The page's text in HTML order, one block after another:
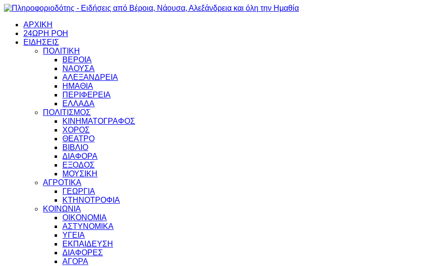
ΑΡΧΙΚΗ
24ΩΡΗ ΡΟΗ
ΕΙΔΗΣΕΙΣ
ΠΟΛΙΤΙΚΗ
ΒΕΡΟΙΑ
ΝΑΟΥΣΑ
ΑΛΕΞΑΝΔΡΕΙΑ
ΗΜΑΘΙΑ
ΠΕΡΙΦΕΡΕΙΑ
ΕΛΛΑΔΑ
ΠΟΛΙΤΙΣΜΟΣ
ΚΙΝΗΜΑΤΟΓΡΑΦΟΣ
ΧΟΡΟΣ
ΘΕΑΤΡΟ
ΒΙΒΛΙΟ
ΔΙΑΦΟΡΑ
ΕΞΟΔΟΣ
ΜΟΥΣΙΚΗ
ΑΓΡΟΤΙΚΑ
ΓΕΩΡΓΙΑ
ΚΤΗΝΟΤΡΟΦΙΑ
ΚΟΙΝΩΝΙΑ
ΟΙΚΟΝΟΜΙΑ
ΑΣΤΥΝΟΜΙΚΑ
ΥΓΕΙΑ
ΕΚΠΑΙΔΕΥΣΗ
ΔΙΑΦΟΡΕΣ
ΑΓΟΡΑ